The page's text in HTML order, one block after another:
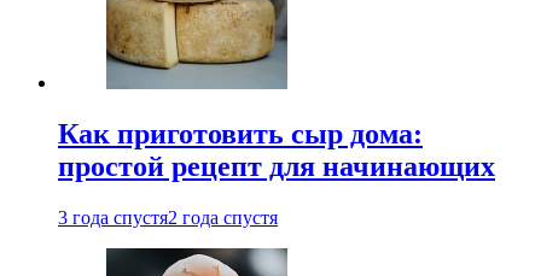
Как приготовить сыр дома:
простой рецепт для начинающих
3 года спустя2 года спустя